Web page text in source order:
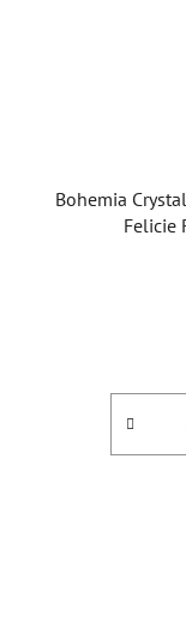
Bohemia
Felicie